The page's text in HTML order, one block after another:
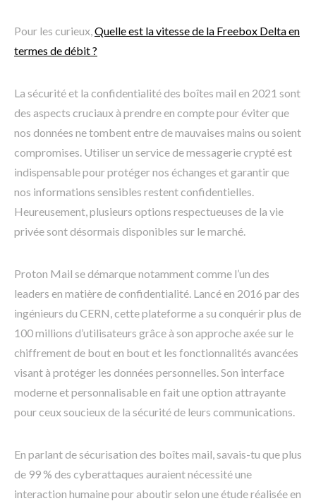
Pour les curieux,Quelle est la vitesse de la Freebox Delta en
termes de débit ?
La sécurité et la confidentialité des boîtes mail en 2021 sont
des aspects cruciaux à prendre en compte pour éviter que
nos données ne tombent entre de mauvaises mains ou soient
compromises. Utiliser un service de messagerie crypté est
indispensable pour protéger nos échanges et garantir que
nos informations sensibles restent confidentielles.
Heureusement, plusieurs options respectueuses de la vie
privée sont désormais disponibles sur le marché.
Proton Mail se démarque notamment comme l’un des
leaders en matière de confidentialité. Lancé en 2016 par des
ingénieurs du CERN, cette plateforme a su conquérir plus de
100 millions d’utilisateurs grâce à son approche axée sur le
chiffrement de bout en bout et les fonctionnalités avancées
visant à protéger les données personnelles. Son interface
moderne et personnalisable en fait une option attrayante
pour ceux soucieux de la sécurité de leurs communications.
En parlant de sécurisation des boîtes mail, savais-tu que plus
de 99 % des cyberattaques auraient nécessité une
interaction humaine pour aboutir selon une étude réalisée en